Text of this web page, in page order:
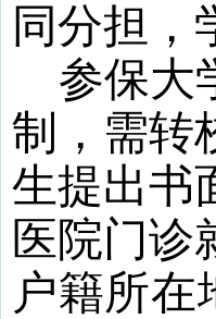
同分担，
参保大
制，需转
生提出书
医院门诊
户籍所